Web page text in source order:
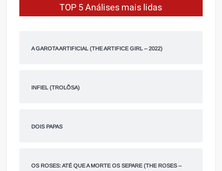
TOP 5 Análises mais lidas
A GAROTA ARTIFICIAL (THE ARTIFICE GIRL – 2022)
INFIEL (TROLÕSA)
DOIS PAPAS
OS ROSES: ATÉ QUE A MORTE OS SEPARE (THE ROSES –